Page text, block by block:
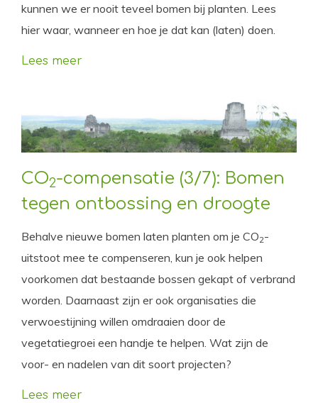
kunnen we er nooit teveel bomen bij planten. Lees
hier waar, wanneer en hoe je dat kan (laten) doen.
Lees meer
CO2-compensatie (3/7): Bomen
tegen ontbossing en droogte
Behalve nieuwe bomen laten planten om je CO2-
uitstoot mee te compenseren, kun je ook helpen
voorkomen dat bestaande bossen gekapt of verbrand
worden. Daarnaast zijn er ook organisaties die
verwoestijning willen omdraaien door de
vegetatiegroei een handje te helpen. Wat zijn de
voor- en nadelen van dit soort projecten?
Lees meer